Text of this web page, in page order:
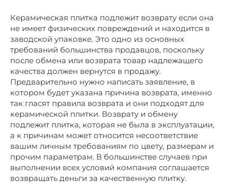
Керамическая плитка подлежит возврату если она
не имеет физических повреждений и находится в
заводской упаковке. Это одно из основных
требований большинства продавцов, поскольку
после обмена или возврата товар надлежащего
качества должен вернутся в продажу.
Предварительно нужно написать заявление, в
котором будет указана причина возврата, именно
так гласят правила возврата и они подходят для
керамической плитки. Возврату и обмену
подлежит плитка, которая не была в эксплуатации,
а к причинам может относится несоответствие
вашим личным требованиям по цвету, размерам и
прочим параметрам. В большинстве случаев при
выполнении всех условий компания соглашается
возвращать деньги за качественную плитку.